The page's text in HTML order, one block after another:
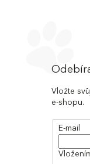
Vložte
e-shopu.
E-mail